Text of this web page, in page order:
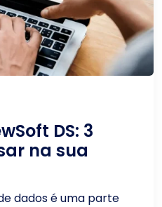
DS: 3
na sua
dados é uma parte